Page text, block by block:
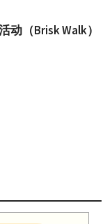
（Brisk Walk）